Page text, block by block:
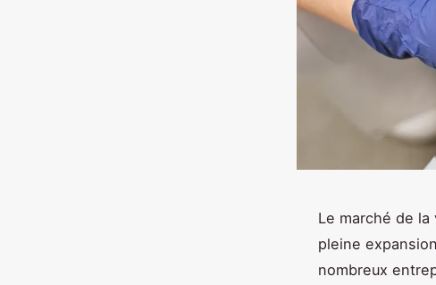
Le marché de
pleine
nombreux